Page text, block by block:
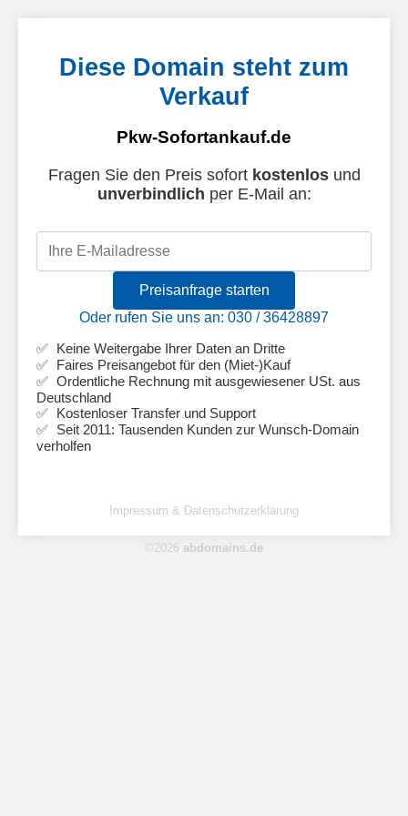
Diese Domain steht zum
Verkauf
Pkw-Sofortankauf.de
Fragen Sie den Preis sofort kostenlosund
unverbindlich per E-Mail an:
Preisanfrage starten
Oder rufen Sie uns an: 030 / 36428897
Keine Weitergabe Ihrer Daten an Dritte
Faires Preisangebot für den (Miet-)Kauf
Ordentliche Rechnung mit ausgewiesener USt. aus
Deutschland
Kostenloser Transfer und Support
Seit 2011: Tausenden Kunden zur Wunsch-Domain
verholfen
Impressum & Datenschutzerklärung
©2026 abdomains.de